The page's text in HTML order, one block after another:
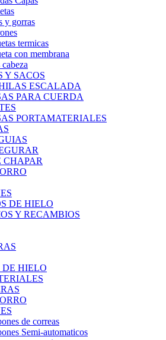
y gorras
termicas
con membrana
Y SACOS
ESCALADA
PARA CUERDA
PORTAMATERIALES
CHAPAR
DE HIELO
Y RECAMBIOS
DE HIELO
de correas
Semi-automaticos